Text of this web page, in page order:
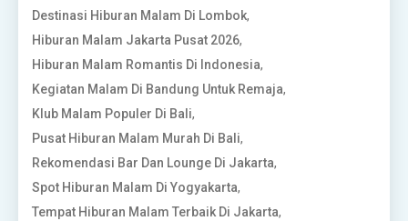
Destinasi Hiburan Malam Di Lombok,
Hiburan Malam Jakarta Pusat 2026,
Hiburan Malam Romantis Di Indonesia,
Kegiatan Malam Di Bandung Untuk Remaja,
Klub Malam Populer Di Bali,
Pusat Hiburan Malam Murah Di Bali,
Rekomendasi Bar Dan Lounge Di Jakarta,
Spot Hiburan Malam Di Yogyakarta,
Tempat Hiburan Malam Terbaik Di Jakarta,